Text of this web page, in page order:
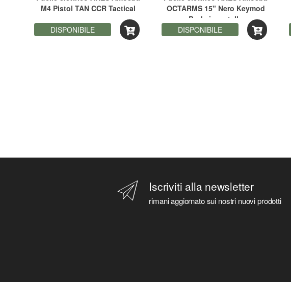
M4 Pistol TAN CCR Tactical
DISPONIBILE
OCTARMS 15" Nero Keymod
Body in metallo
DISPONIBILE
Iscriviti alla newsletter
rimani aggiornato sui nostri nuovi prodotti